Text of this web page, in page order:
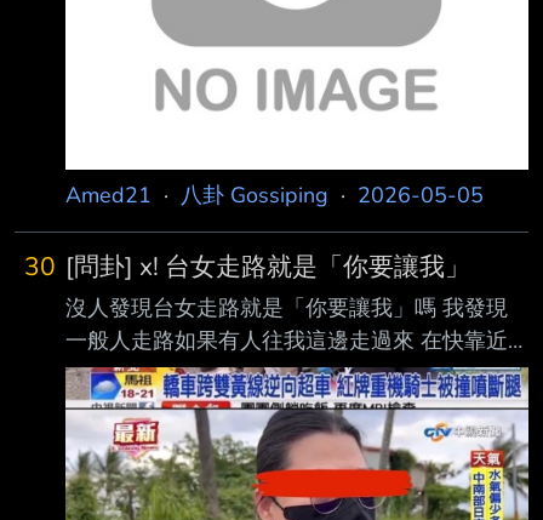
Amed21 · 八卦 Gossiping · 2026-05-05
30 [問卦] x! 台女走路就是「你要讓我」
沒人發現台女走路就是「你要讓我」嗎 我發現
一般人走路如果有人往我這邊走過來 在快靠近
的時候 雙方都會往旁邊閃一下讓一下 但台女不
是 不管已經靠到超近，永遠就是一直走 算準對
方一定會讓路 就是不閃 ，無視其他人 在路上 捷
運 百貨公司 商場都是這樣! ----- Sent from
JPTT on my Samsung SM-S9210. --